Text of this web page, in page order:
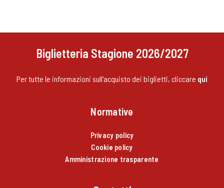
Biglietteria Stagione 2026/2027
Per tutte le informazioni sull'acquisto dei biglietti, cliccare qui
Normative
Privacy policy
Cookie policy
Amministrazione trasparente